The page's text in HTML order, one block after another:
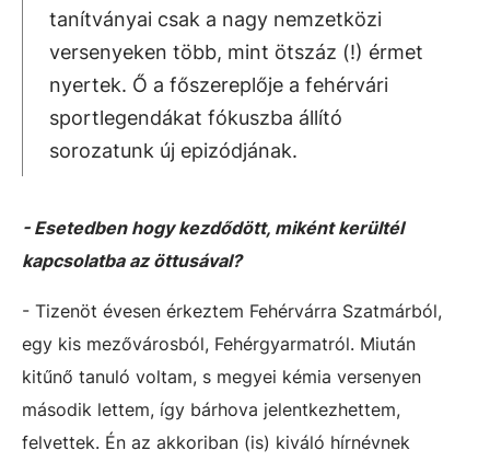
tanítványai csak a nagy nemzetközi
versenyeken több, mint ötszáz (!) érmet
nyertek. Ő a főszereplője a fehérvári
sportlegendákat fókuszba állító
sorozatunk új epizódjának.
- Esetedben hogy kezdődött, miként kerültél
kapcsolatba az öttusával?
- Tizenöt évesen érkeztem Fehérvárra Szatmárból,
egy kis mezővárosból, Fehérgyarmatról. Miután
kitűnő tanuló voltam, s megyei kémia versenyen
második lettem, így bárhova jelentkezhettem,
felvettek. Én az akkoriban (is) kiváló hírnévnek